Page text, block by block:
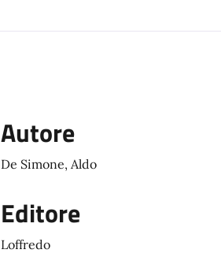
Autore
De Simone, Aldo
Editore
Loffredo